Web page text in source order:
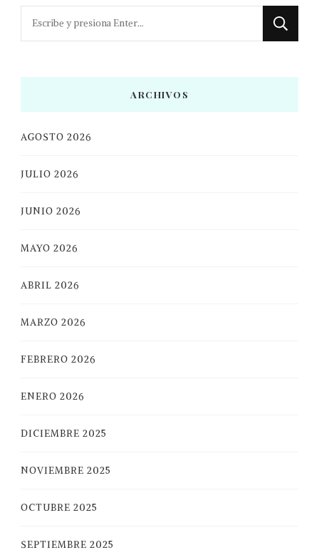
¿Buscas
ARCHIVOS
AGOSTO 2026
JULIO 2026
JUNIO 2026
MAYO 2026
ABRIL 2026
MARZO 2026
FEBRERO 2026
ENERO 2026
DICIEMBRE 2025
NOVIEMBRE 2025
OCTUBRE 2025
SEPTIEMBRE 2025